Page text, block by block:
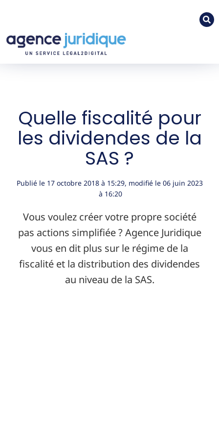
Quelle fiscalité pour
les dividendes de la
SAS ?
Publié le 17 octobre 2018à 15:29, modifié le 06 juin 2023
à 16:20
Vous voulez créer votre propre société
pas actions simplifiée ? Agence Juridique
vous en dit plus sur le régime de la
fiscalité et la distribution des dividendes
au niveau de la SAS.